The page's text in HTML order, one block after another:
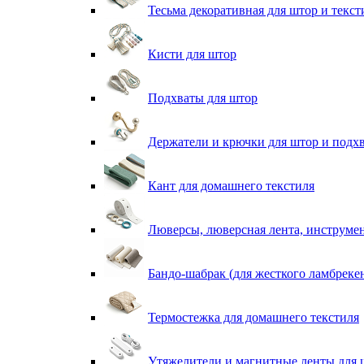
Тесьма декоративная для штор и
Кисти для штор
Подхваты для штор
Держатели и крючки для штор и
Кант для домашнего текстиля
Люверсы, люверсная лента,
Бандо-шабрак (для жесткого
Термостежка для домашнего текстиля
Утяжелители и магнитные ленты для